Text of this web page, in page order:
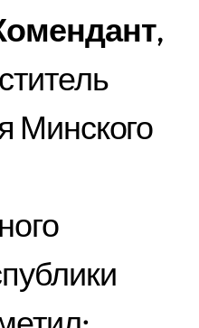
,
Минского